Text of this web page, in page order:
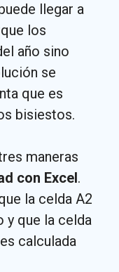
llegar a
los
año sino
se
que es
bisiestos.
maneras
con Excel.
la celda A2
y que la celda
calculada